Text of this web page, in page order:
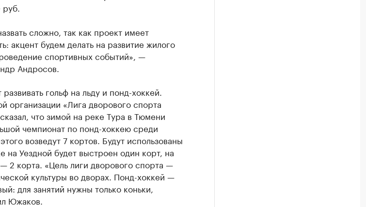
сложно, так как проект имеет
акцент будем делать на развитие жилого
спортивных событий», —
Андросов.
гольф на льду и понд-хоккей.
организации «Лига дворового спорта
что зимой на реке Тура в Тюмени
чемпионат по понд-хоккею среди
возведут 7 кортов. Будут использованы
на Уездной будет выстроен один корт, на
2 корта. «Цель лиги дворового спорта —
культуры во дворах. Понд-хоккей —
для занятий нужны только коньки,
Южаков.